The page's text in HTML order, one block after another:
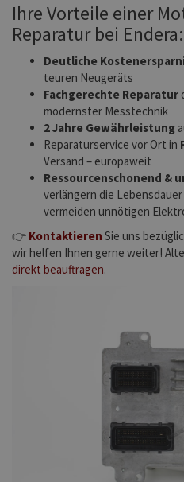
Ihre Vorteile einer
Reparatur bei Endera:
Deutliche
teuren Neugeräts
Fachgerechte Reparatur
modernster Messtechnik
2 Jahre Gewährleistung
Reparaturservice vor Ort in
Versand – europaweit
Ressourcenschonend &
verlängern die
vermeiden unnötigen
👉 Kontaktieren Sie uns
wir helfen Ihnen gerne weiter!
direkt beauftragen.